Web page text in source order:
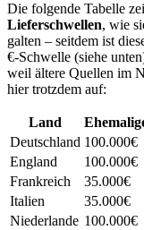
Die folgende Tabelle
Lieferschwellen, wie
galten – seitdem ist
€-Schwelle (siehe
weil ältere Quellen im
hier trotzdem auf:
Land
Deutschland 100.000€
England
100.000€
Frankreich
35.000€
Italien
35.000€
Niederlande 100.000€